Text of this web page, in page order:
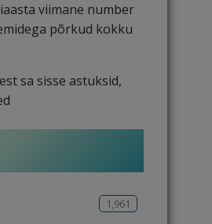
viimane number
põrkud kokku
sa sisse astuksid,
1,961